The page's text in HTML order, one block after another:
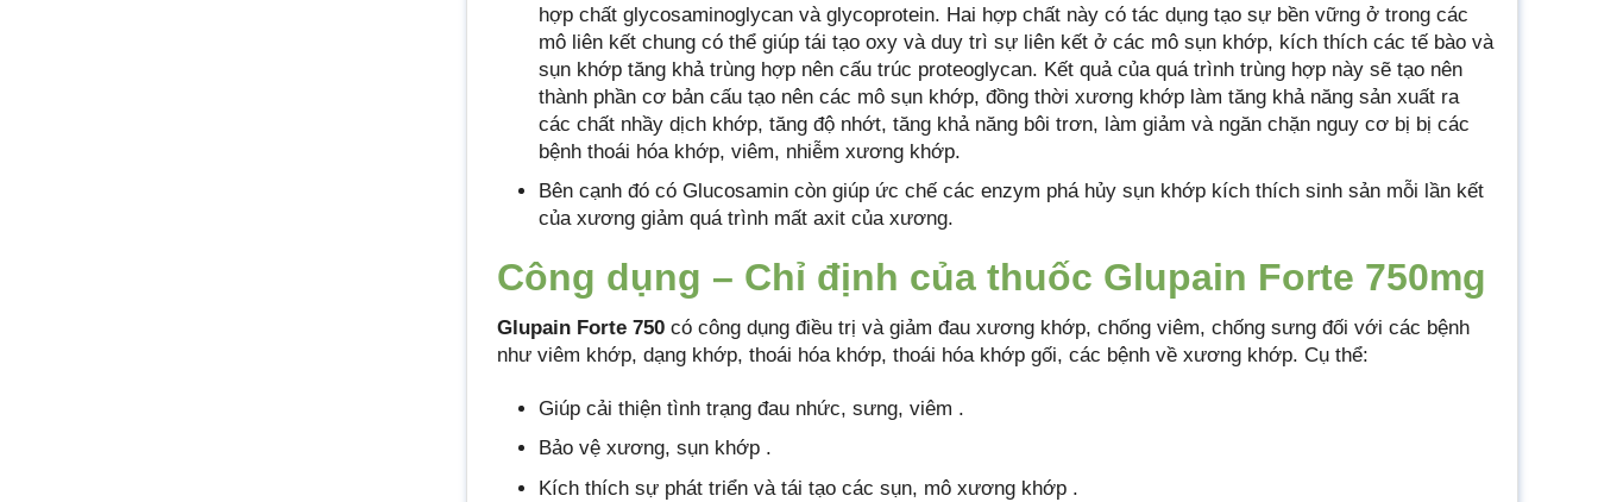
hợp chất glycosaminoglycan và glycoprotein. Hai hợp chất này có tác dụng tạo sự bền vững ở trong các
mô liên kết chung có thể giúp tái tạo oxy và duy trì sự liên kết ở các mô sụn khớp, kích thích các tế bào và
sụn khớp tăng khả trùng hợp nên cấu trúc proteoglycan. Kết quả của quá trình trùng hợp này sẽ tạo nên
thành phần cơ bản cấu tạo nên các mô sụn khớp, đồng thời xương khớp làm tăng khả năng sản xuất ra
các chất nhầy dịch khớp, tăng độ nhớt, tăng khả năng bôi trơn, làm giảm và ngăn chặn nguy cơ bị bị các
bệnh thoái hóa khớp, viêm, nhiễm xương khớp.
Bên cạnh đó có Glucosamin còn giúp ức chế các enzym phá hủy sụn khớp kích thích sinh sản mỗi lần kết
của xương giảm quá trình mất axit của xương.
Công dụng – Chỉ định của thuốc Glupain Forte 750mg
Glupain Forte 750 có công dụng điều trị và giảm đau xương khớp, chống viêm, chống sưng đối với các bệnh
như viêm khớp, dạng khớp, thoái hóa khớp, thoái hóa khớp gối, các bệnh về xương khớp. Cụ thể:
Giúp cải thiện tình trạng đau nhức, sưng, viêm .
Bảo vệ xương, sụn khớp .
Kích thích sự phát triển và tái tạo các sụn, mô xương khớp .